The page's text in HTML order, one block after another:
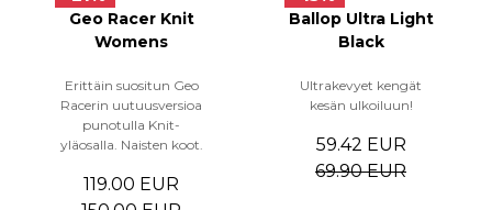
Geo Racer Knit
Womens
Erittäin suositun Geo
Racerin uutuusversioa
punotulla Knit-
yläosalla. Naisten koot.
119.00 EUR
Ballop Ultra Light
Black
Ultrakevyet kengät
kesän ulkoiluun!
59.42 EUR
69.90 EUR